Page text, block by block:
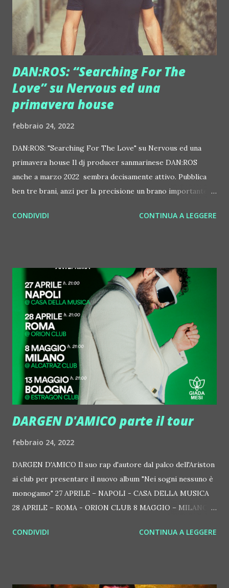
Questo è un impegno culturale e una funzione sociale che
rende unico il No'hma; una "disse...
DAN:ROS: “Searching For The
Love” su Nervous ed una
primavera house
febbraio 24, 2022
DAN:ROS: "Searching For The Love" su Nervous ed una
primavera house Il dj producer sanmarinese DAN:ROS
anche a marzo 2022 sembra decisamente attivo. Pubblica
ben tre brani, anzi per la precisione un brano importante e
uscita il 4 marzo, si chiama "Searching For The Love", l'ha
con una label come Nervous è sia un grande traguardo sia il
punto di partenza per nuove avventure professionali e
musicali", spiega l'artista. Lo stesso giorno, esce anche il
DAN:ROS remix di Romeo's Fault "You Are The Reason" su
(Anticodon), mentre il 25 marzo arriva un altro remix,
quello di Sammy Deuce - "Bring Back My Love" (Groovy
Riddim Records). Chi è DAN:ROS? Originario di San Marino,
Danilo Rossini, al mixer DA...
CONDIVIDI CONTINUA A LEGGERE
DARGEN D'AMICO parte il tour
febbraio 24, 2022
DARGEN D'AMICO Il suo rap d'autore dal palco dell'Ariston
ai club per presentare il nuovo album "Nei sogni nessuno è
monogamo" 27 APRILE – NAPOLI - CASA DELLA MUSICA
28 APRILE – ROMA - ORION CLUB 8 MAGGIO – MILANO -
CLUB Torna finalmente dal vivo dopo la fortunata
CONDIVIDI CONTINUA A LEGGERE